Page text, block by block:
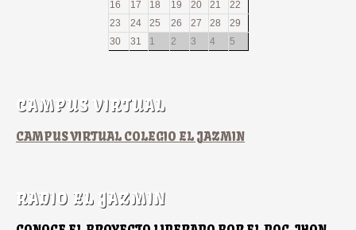
16
17 18 19 20 21
22
23
24 25 26 27 28
29
30
31 1 2 3 4 5
CAMPUS VIRTUAL
CAMPUS VIRTUAL COLEGIO EL JAZMIN
RADIO EL JAZMIN